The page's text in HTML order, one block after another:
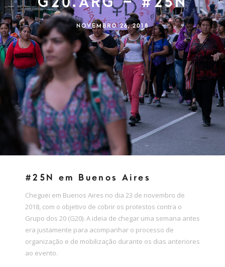
NOVEMBRO 26, 2018
#25N em Buenos Aires
Cheguei em Buenos Aires no dia 23 de novembro de
2018, com o objetivo de cobrir os protestos contra o
Grupo dos 20 (G20). A ideia de chegar uma semana antes
era justamente para acompanhar o processo de
organização e de mobilização durante os dias anteriores
ao evento.